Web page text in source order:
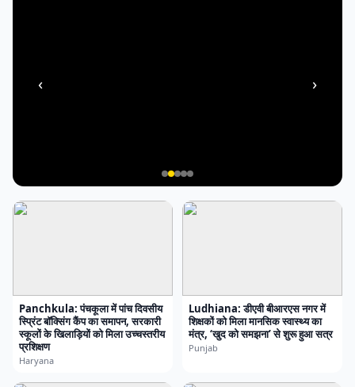
‹ ›
Panchkula: पंचकूला में पांच दिवसीय
स्प्रिंट बॉक्सिंग कैंप का समापन, सरकारी
स्कूलों के खिलाड़ियों को मिला उच्चस्तरीय
प्रशिक्षण
Haryana
Ludhiana: डीएवी बीआरएस नगर में
शिक्षकों को मिला मानसिक स्वास्थ्य का
मंत्र, ‘खुद को समझना’ से शुरू हुआ सत्र
Punjab